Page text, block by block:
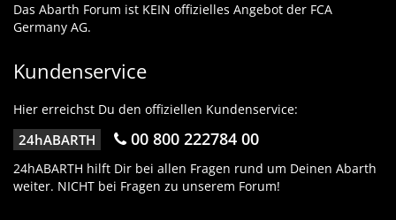
Das Abarth Forum ist KEIN offizielles Angebot der FCA
Germany AG.
Kundenservice
Hier erreichst Du den offiziellen Kundenservice:
24hABARTH 00 800 222784 00
24hABARTH hilft Dir bei allen Fragen rund um Deinen Abarth
weiter. NICHT bei Fragen zu unserem Forum!